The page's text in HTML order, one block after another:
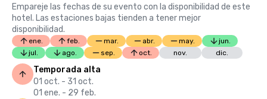
Empareje las fechas de su evento con la disponibilidad de este
hotel. Las estaciones bajas tienden a tener mejor
disponibilidad.
ene. feb. mar. abr. may.
jun.
jul.
ago. sep. oct. nov. dic.
Temporada alta
01 oct. - 31 oct.
01 ene. - 29 feb.